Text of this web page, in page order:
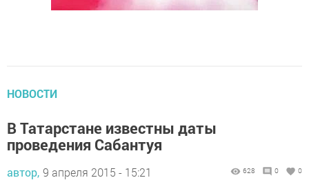
НОВОСТИ
В Татарстане известны даты
проведения Сабантуя
автор, 9 апреля 2015 - 15:21 628 0 0